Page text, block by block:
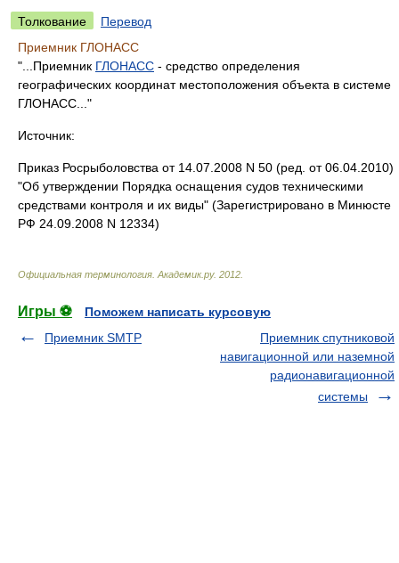
Толкование
Перевод
Приемник ГЛОНАСС
"...Приемник ГЛОНАСС - средство определения
географических координат местоположения объекта в системе
ГЛОНАСС..."
Источник:
Приказ Росрыболовства от 14.07.2008 N 50 (ред. от 06.04.2010)
"Об утверждении Порядка оснащения судов техническими
средствами контроля и их виды" (Зарегистрировано в Минюсте
РФ 24.09.2008 N 12334)
Официальная терминология Академик.ру. 2012
Игры ⚽
Поможем написать курсовую
Приемник SMTP
Приемник спутниковой
навигационной или наземной
радионавигационной
системы